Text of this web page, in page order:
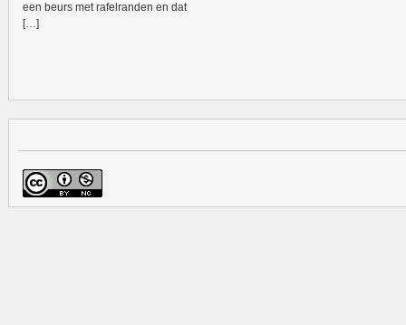
een beurs met rafelranden en dat
[…]